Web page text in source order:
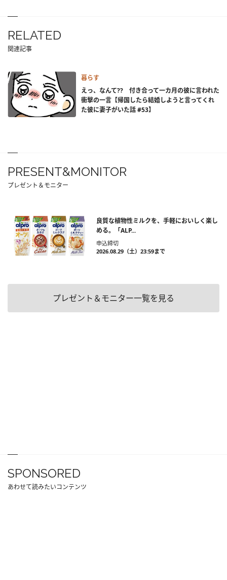
RELATED
関連記事
暮らす
えっ、なんて?? 付き合って一カ月の彼に言われた
衝撃の一言【帰国したら結婚しようと言ってくれ
た彼に妻子がいた話 #53】
PRESENT&MONITOR
プレゼント＆モニター
良質な植物性ミルクを、手軽においしく楽し
める。「ALP...
申込締切
2026.08.29（土）23:59まで
プレゼント＆モニター一覧を見る
SPONSORED
あわせて読みたいコンテンツ